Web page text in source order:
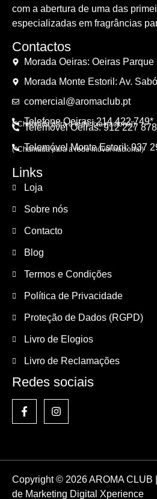
com a abertura de uma das
especializadas em fragrâncias
Contactos
Morada Oeiras: Oeiras
Morada Monte Estoril: Av.
comercial@aromaclub.pt
Telefone Oeiras: 214 422 749*
(*Chamada para a rede fixa nacional)
Telemóvel Oeiras: 912 227
Telemóvel Monte Estoril: 937
(*Chamada para a rede móvel nacional)
Links
Loja
Sobre nós
Contacto
Blog
Termos e Condições
Política de Privacidade
Proteção de Dados (RGPD)
Livro de Elogios
Livro de Reclamações
Redes sociais
Copyright © 2026 AROMA CLUB
de Marketing Digital Xperience